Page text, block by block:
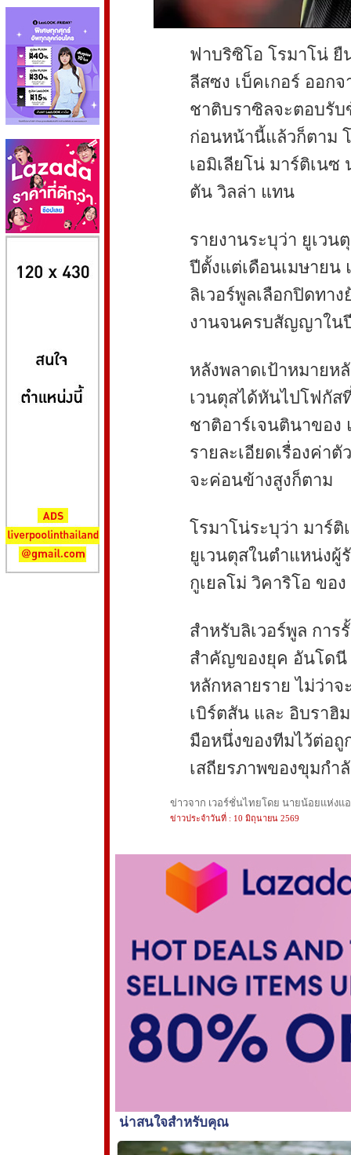
ฟาบริซิโอ โรมาโน่ ยื
ลีสซง เบ็คเกอร์ ออก
ชาติบราซิลจะตอบรับ
ก่อนหน้านี้แล้วก็ตาม
เอมิเลียโน่ มาร์ติเน
ตัน วิลล่า แทน
รายงานระบุว่า ยูเว
ปีตั้งแต่เดือนเมษายน
ลิเวอร์พูลเลือกปิดทา
งานจนครบสัญญาใน
หลังพลาดเป้าหมายห
เวนตุสได้หันไปโฟกัส
ชาติอาร์เจนตินาของ
รายละเอียดเรื่องค่า
จะค่อนข้างสูงก็ตาม
โรมาโน่ระบุว่า มาร์
ยูเวนตุสในตำแหน่งผู้
กูเยลโม่ วิคาริโอ ขอ
สำหรับลิเวอร์พูล กา
สำคัญของยุค อันโดนี
หลักหลายราย ไม่ว่า
เบิร์ตสัน และ อิบราฮิ
มือหนึ่งของทีมไว้ต่อถู
เสถียรภาพของขุมกำ
ข่าวจาก เวอร์ชั่นไทยโดย นายน้อยแห่งแ
ข่าวประจำวันที่ : 10 มิถุนายน 2569